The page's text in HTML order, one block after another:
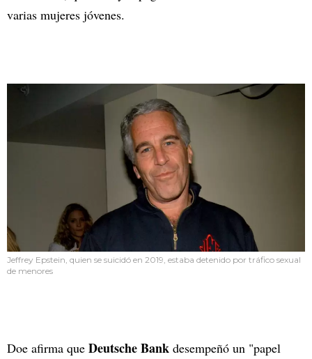
varias mujeres jóvenes.
Jeffrey Epstein, quien se suicidó en 2019, estaba detenido por tráfico sexual
de menores
Doe afirma que Deutsche Bank desempeñó un "papel